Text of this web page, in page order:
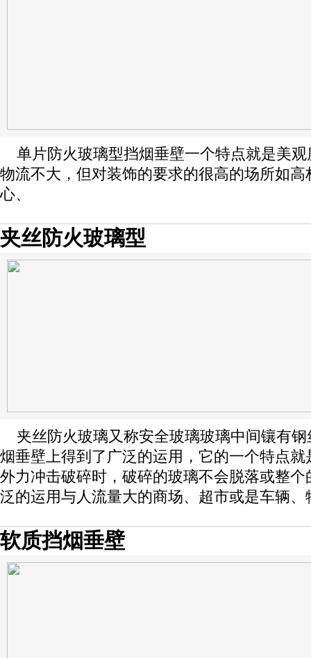
单片防火玻璃型挡烟垂壁一个特点就是美
物流不大，但对装饰的要求的很高的场所如
心、
夹丝防火玻璃型
夹丝防火玻璃又称安全玻璃玻璃中间镶有
烟垂壁上得到了广泛的运用，它的一个特点
外力冲击破碎时，破碎的玻璃不会脱落或整
泛的运用与人流量大的商场、超市或是车辆
软质挡烟垂壁